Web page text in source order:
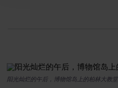
阳光灿烂的午后，博物馆岛上的柏林大教堂